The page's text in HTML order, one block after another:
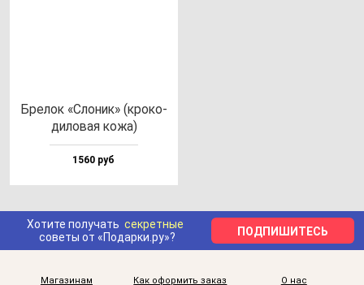
Бре­лок «Сло­ник» (кро­ко­
ди­ло­вая ко­жа)
1560 руб
Хотите получать секретные
советы от «Подарки.ру»?
ПОДПИШИТЕСЬ
Магазинам Как оформить заказ О нас